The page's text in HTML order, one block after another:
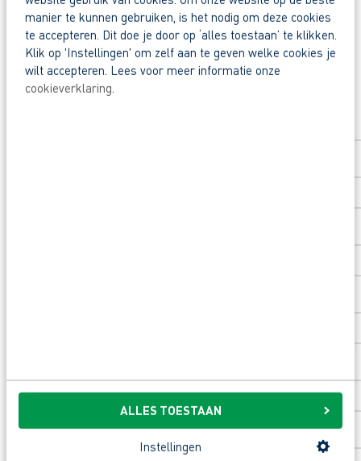
manier te kunnen gebruiken, is het nodig om deze cookies
te accepteren. Dit doe je door op ‘alles toestaan’ te klikken.
Klik op 'Instellingen' om zelf aan te geven welke cookies je
wilt accepteren. Lees voor meer informatie onze
cookieverklaring.
ALLES TOESTAAN
Instellingen
Waarom solliciteren via AB Vakwerk?
Snel naar een vast contract.
Beoordeeld door flexkrachten met een 9+.
Opleidingsvoucher van €1.000,00 voor een
Deel deze vacature:
Solliciteer direct
Toevoeging huisnummer